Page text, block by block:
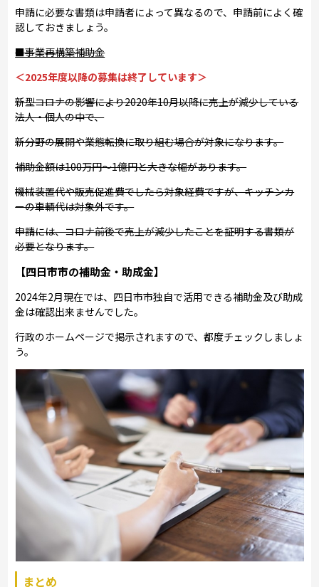
申請に必要な書類は申請者によって異なるので、申請前によく確
認しておきましょう。
■事業再構築補助金
＜2025年度以降の募集は終了しています＞
新型コロナの影響により2020年10月以降に売上が減少している
法人・個人の中で、
新分野の展開や業態転換に取り組む場合が対象になります。
補助金額は100万円～1億円と大きな幅があります。
機械装置代や販売促進費でしたら対象経費ですが、キッチンカ
ーの車輌代は対象外です。
申請には、コロナ前後で売上が減少したことを証明する書類が
必要となります。
【四日市市の補助金・助成金】
2024年2月現在では、四日市市独自で活用できる補助金及び助成
金は確認出来ませんでした。
行政のホームページで掲示されますので、都度チェックしましょ
う。
まとめ